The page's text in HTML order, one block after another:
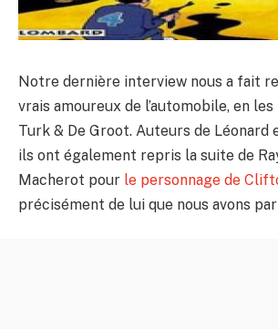
Notre dernière interview nous a fait
vrais amoureux de l’automobile, en
Turk & De Groot. Auteurs de Léonard
ils ont également repris la suite de
Macherot pour le personnage de
précisément de lui que nous avons